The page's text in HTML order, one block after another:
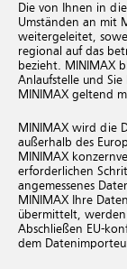
Die von Ihnen in
Umständen an mit
weitergeleitet,
regional auf das
bezieht. MINIMAX
Anlaufstelle und
MINIMAX geltend
MINIMAX wird die
außerhalb des
MINIMAX
erforderlichen
angemessenes
MINIMAX Ihre
übermittelt, werden
Abschließen EU-
dem